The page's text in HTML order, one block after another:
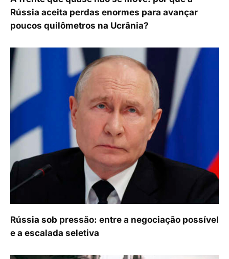
Rússia aceita perdas enormes para avançar
poucos quilômetros na Ucrânia?
Rússia sob pressão: entre a negociação possível
e a escalada seletiva